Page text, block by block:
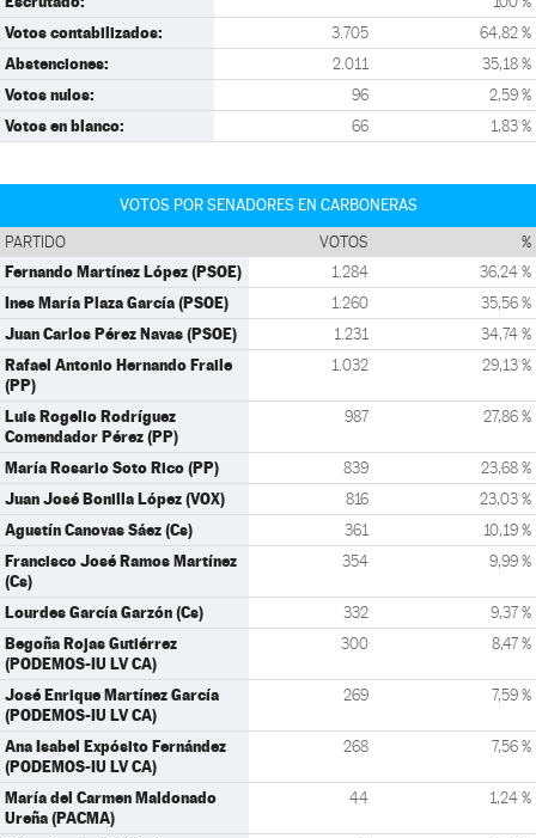
Votos contabilizados: 3.705 64,82 %
Abstenciones: 2.011 35,18 %
Votos nulos: 96 2,59 %
Votos en blanco: 66 1,83 %
VOTOS POR SENADORES EN CARBONERAS
PARTIDO VOTOS %
Fernando Martínez López (PSOE) 1.284 36,24 %
Ines María Plaza García (PSOE) 1.260 35,56 %
Juan Carlos Pérez Navas (PSOE) 1.231 34,74 %
Rafael Antonio Hernando Fraile
(PP)
1.032 29,13 %
Luis Rogelio Rodríguez
Comendador Pérez (PP)
987 27,86 %
María Rosario Soto Rico (PP) 839 23,68 %
Juan José Bonilla López (VOX) 816 23,03 %
Agustín Canovas Sáez (Cs) 361 10,19 %
Francisco José Ramos Martínez
(Cs)
354 9,99 %
Lourdes García Garzón (Cs) 332 9,37 %
Begoña Rojas Gutiérrez
(PODEMOS-IU LV CA)
300 8,47 %
José Enrique Martínez García
(PODEMOS-IU LV CA)
269 7,59 %
Ana Isabel Expósito Fernández
(PODEMOS-IU LV CA)
268 7,56 %
María del Carmen Maldonado
Ureña (PACMA)
44 1,24 %